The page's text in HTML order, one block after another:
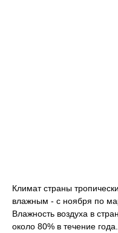
Климат страны
влажным - с ноября по
Влажность воздуха в
около 80% в течение